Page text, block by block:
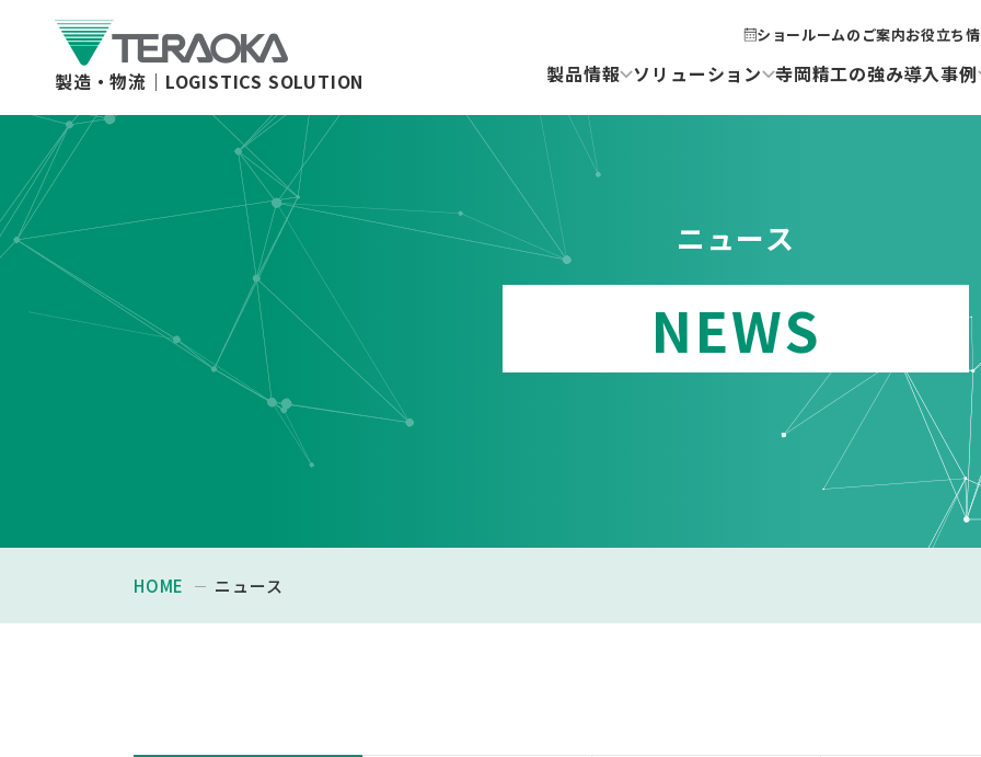
製造・物流｜ LOGISTICS SOLUTION
ショールームのご案内お役立ち
製品情報 ソリューション 寺岡精工の強み導入事例
ニュース
NEWS
HOME ニュース